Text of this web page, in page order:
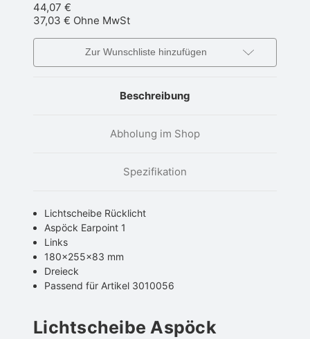
44,07 €
37,03 € Ohne MwSt
Zur Wunschliste hinzufügen
Beschreibung
Abholung im Shop
Spezifikation
Lichtscheibe Rücklicht
Aspöck Earpoint 1
Links
180x255x83 mm
Dreieck
Passend für Artikel 3010056
Lichtscheibe Aspöck